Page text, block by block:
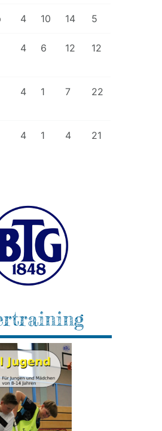
4 10 14 5
4 6 12 12
4 1 7 22
4 1 4 21